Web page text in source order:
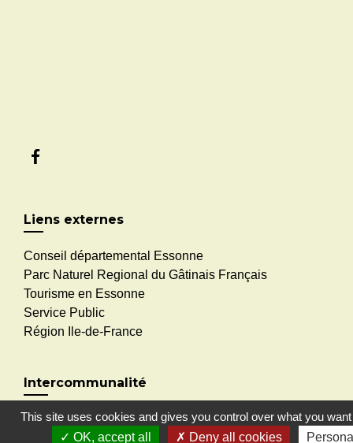
Liens externes
Conseil départemental Essonne
Parc Naturel Regional du Gâtinais Français
Tourisme en Essonne
Service Public
Région Ile-de-France
Intercommunalité
CC2V
This site uses cookies and gives you control over what you
OK, accept all
Deny all cookies